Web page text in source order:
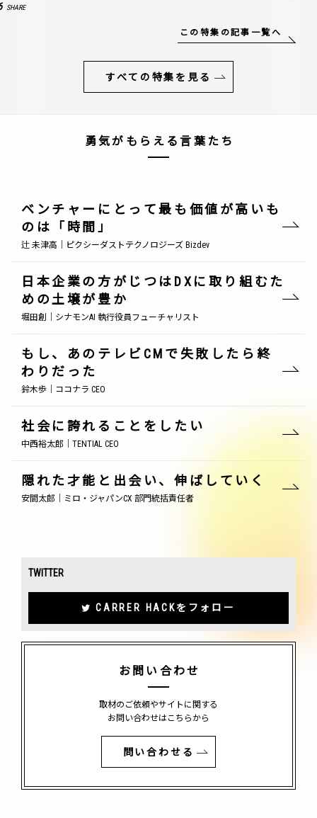
SHARE
この特集の記事一覧へ
すべての特集を見る
勇気がもらえる言葉たち
ベンチャーにとって最も価値が高いも
のは「時間」
辻 未津高｜ピクシーダストテクノロジーズ Bizdev
日本企業の方がじつはDXに取り組むた
めの土壌が豊か
堀田創｜シナモンAI 執行役員フューチャリスト
もし、あのテレビCMで失敗したら終
わりだった
鈴木歩｜ココナラ CEO
社会に誇れることをしたい
中西裕太郎｜TENTIAL CEO
隠れた才能と出会い、伸ばしていく
安間太郎｜ミロ・ジャパンCX 部門統括責任者
TWITTER
CARRER HACKをフォロー
お問い合わせ
取材のご依頼やサイトに関する
お問い合わせはこちらから
問い合わせる